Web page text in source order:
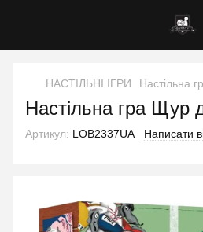
НАСТІЛЬНІ ІГРИ Настільна
Настільна гра Щур
Артикул: LOB2337UA Написати